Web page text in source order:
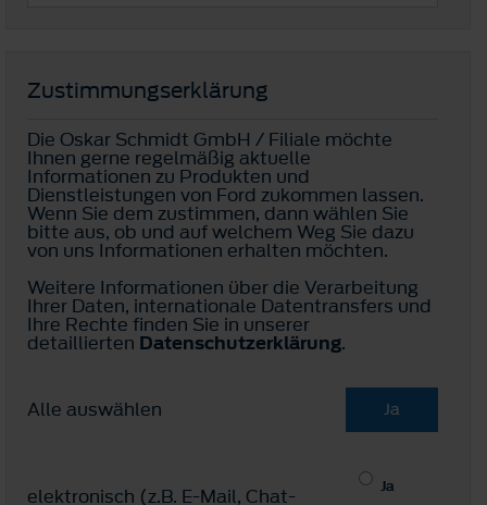
Zustimmungserklärung
Die Oskar Schmidt GmbH / Filiale möchte
Ihnen gerne regelmäßig aktuelle
Informationen zu Produkten und
Dienstleistungen von Ford zukommen lassen.
Wenn Sie dem zustimmen, dann wählen Sie
bitte aus, ob und auf welchem Weg Sie dazu
von uns Informationen erhalten möchten.
Weitere Informationen über die Verarbeitung
Ihrer Daten, internationale Datentransfers und
Ihre Rechte finden Sie in unserer
detaillierten Datenschutzerklärung.
Alle auswählen Ja
elektronisch (z.B. E-Mail, Chat- Ja